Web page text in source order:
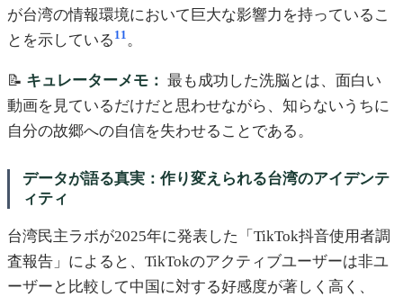
が台湾の情報環境において巨大な影響力を持っているこ
とを示している 11 。
📝 キュレーターメモ： 最も成功した洗脳とは、面白い
動画を見ているだけだと思わせながら、知らないうちに
自分の故郷への自信を失わせることである。
データが語る真実：作り変えられる台湾のアイデンテ
ィティ
台湾民主ラボが2025年に発表した「TikTok抖音使用者調
査報告」によると、TikTokのアクティブユーザーは非ユ
ーザーと比較して中国に対する好感度が著しく高く、